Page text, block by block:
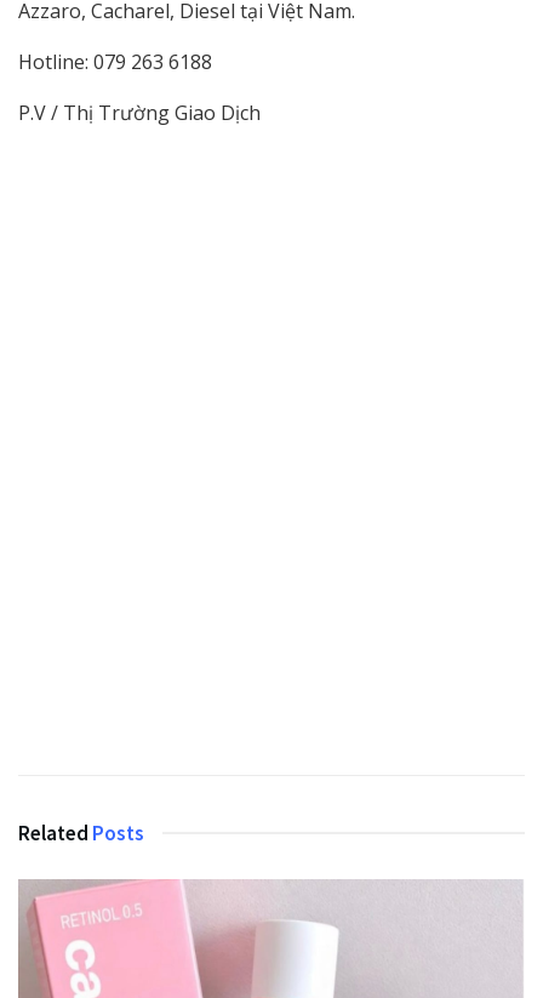
Azzaro, Cacharel, Diesel tại Việt Nam.
Hotline: 079 263 6188
P.V / Thị Trường Giao Dịch
Related Posts